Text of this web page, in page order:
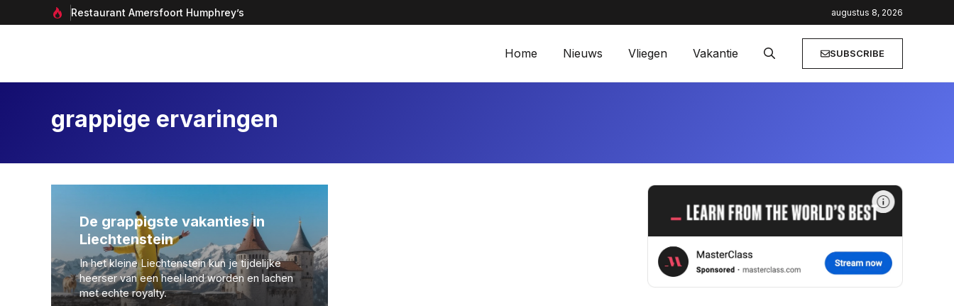
naar
Restaurant Amersfoort Humphrey’s augustus 8, 2026
Home Nieuws Vliegen Vakantie SUBSCRIBE
grappige ervaringen
De grappigste vakanties in
Liechtenstein
In het kleine Liechtenstein kun je tijdelijke
heerser van een heel land worden en lachen
met echte royalty.